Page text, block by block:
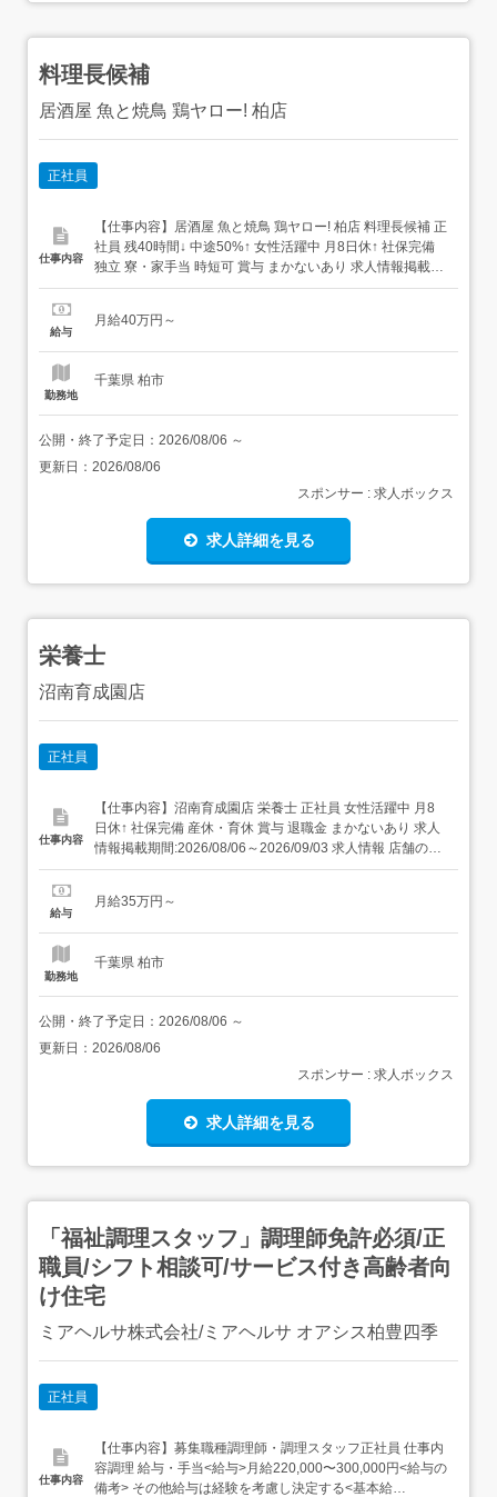
料理長候補
居酒屋 魚と焼鳥 鶏ヤロー! 柏店
正社員
仕事内容
【仕事内容】居酒屋 魚と焼鳥 鶏ヤロー! 柏店 料理長候補 正
社員 残40時間↓ 中途50%↑ 女性活躍中 月8日休↑ 社保完備
独立 寮・家⼿当 時短可 賞与 まかないあり 求人情報掲載期
間:2026/07/16～2026/08/20 求人情報 店舗の特徴 月8日休
ル 2F 交 通 ...
給与
月給40万円～
勤務地
千葉県 柏市
公開・終了予定日： 2026/08/06 ～
更新日： 2026/08/06
スポンサー : 求人ボックス
求人詳細を見る
栄養士
沼南育成園店
正社員
仕事内容
【仕事内容】沼南育成園店 栄養士 正社員 女性活躍中 月8
日休↑ 社保完備 産休・育休 賞与 退職金 まかないあり 求人
情報掲載期間:2026/08/06～2026/09/03 求人情報 店舗の特
徴 施設内調理(病院・老人ホーム・福祉施設) 住 所 千葉県
分 新規事業所OPE...
給与
月給35万円～
勤務地
千葉県 柏市
公開・終了予定日： 2026/08/06 ～
更新日： 2026/08/06
スポンサー : 求人ボックス
求人詳細を見る
「福祉調理スタッフ」調理師免許必須/正
職員/シフト相談可/サービス付き高齢者向
け住宅
ミアヘルサ株式会社/ミアヘルサ オアシス柏豊四季
正社員
仕事内容
【仕事内容】募集職種調理師・調理スタッフ正社員 仕事内
容調理 給与・手当<給与>月給220,000〜300,000円<給与の
備考> その他給与は経験を考慮し決定する<基本給